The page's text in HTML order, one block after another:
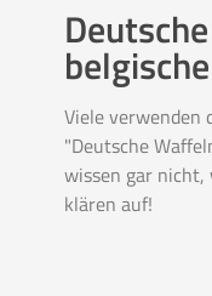
Viele verwenden
"Deutsche
wissen gar
klären auf!